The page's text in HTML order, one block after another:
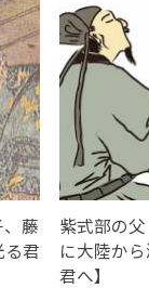
藤
君
紫式部の
に大陸か
君へ】